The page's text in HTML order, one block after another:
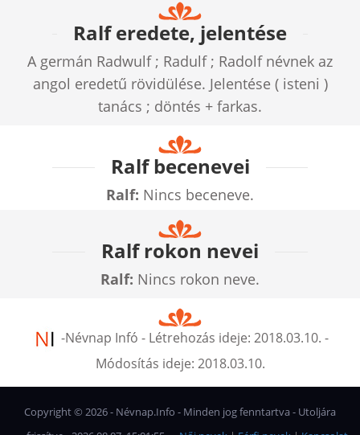
Ralf eredete, jelentése
A germán Radwulf ; Radulf ; Radolf névnek az
angol eredetű rövidülése. Jelentése ( isteni )
tanács ; döntés + farkas.
Ralf becenevei
Ralf: Nincs beceneve.
Ralf rokon nevei
Ralf: Nincs rokon neve.
-Névnap Infó - Létrehozás ideje: 2018.03.10. -
Módosítás ideje: 2018.03.10.
Copyright © 2026- Névnap.Info - Minden jog fenntartva - Utoljára